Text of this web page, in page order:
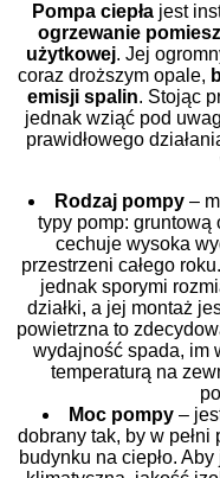
Pompa ciepłajest
ogrzewanie
użytkowej. Jej
coraz droższym opale,
emisji spalin. Stojąc
jednak wziąć pod
prawidłowego
Rodzaj pompy –
typy pomp: gruntową
cechuje wysoka
przestrzeni całego
jednak sporymi
działki, a jej montaż
powietrzna to
wydajność spada, im
temperaturą na
Moc pompy –
dobrany tak, by w
budynku na ciepło.